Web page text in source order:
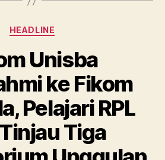
Categories
HEADLINE
Unisba
ke Fikom
Pelajari RPL
Tiga